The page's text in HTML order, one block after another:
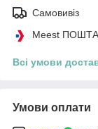
Самовивіз
Meest ПОШТА
Всі умови
Умови оплати